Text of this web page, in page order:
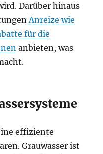
Darüber hinaus
Anreize wie
für die
anbieten, was
effiziente
Grauwasser ist